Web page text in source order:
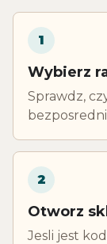
1
Wybierz
Sprawdz,
2
Otworz
Jesli jest